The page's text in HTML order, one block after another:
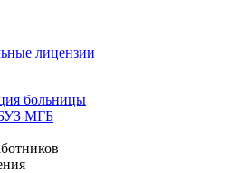
лицензии
больницы
МГБ